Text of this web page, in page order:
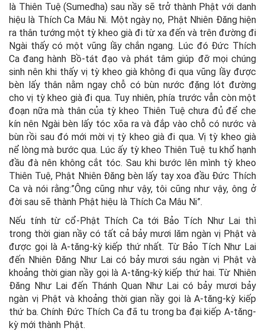
là Thiên Tuệ (Sumedha) sau nầy sẽ trở thành Phật với danh
hiệu là Thích Ca Mâu Ni. Một ngày nọ, Phật Nhiên Đăng hiện
ra thân tướng một tỳ kheo già đi từ xa đến và trên đường đi
Ngài thấy có một vũng lầy chắn ngang. Lúc đó Đức Thích
Ca đang hành Bồ-tát đạo và phát tâm giúp đỡ mọi chúng
sinh nên khi thấy vị tỳ kheo già không đi qua vũng lầy được
bèn lấy thân nằm ngay chỗ có bùn nước đặng lót đường
cho vị tỳ kheo già đi qua. Tuy nhiên, phía trước vẫn còn một
đoạn nữa mà thân của tỳ kheo Thiên Tuệ chưa đủ để che
kín nên Ngài bèn lấy tóc xõa ra và đắp vào chỗ có nước và
bùn rồi sau đó mới mời vị tỳ kheo già đi qua. Vị tỳ kheo già
nể lòng mà bước qua. Lúc ấy tỳ kheo Thiên Tuệ tu khổ hạnh
đầu đà nên không cắt tóc. Sau khi bước lên mình tỳ kheo
Thiên Tuệ, Phật Nhiên Đăng bèn lấy tay xoa đầu Đức Thích
Ca và nói rằng:”Ông cũng như vậy, tôi cũng như vậy, ông ở
đời sau sẽ thành Phật hiệu là Thích Ca Mâu Ni”.
Nếu tính từ cổ-Phật Thích Ca tới Bảo Tích Như Lai thì
trong thời gian nầy có tất cả bảy mươi lăm ngàn vị Phật và
được gọi là A-tăng-kỳ kiếp thứ nhất. Từ Bảo Tích Như Lai
đến Nhiên Đăng Như Lai có bảy mươi sáu ngàn vị Phật và
khoảng thời gian nầy gọi là A-tăng-kỳ kiếp thứ hai. Từ Nhiên
Đăng Như Lai đến Thánh Quan Như Lai có bảy mươi bảy
ngàn vị Phật và khoảng thời gian nầy gọi là A-tăng-kỳ kiếp
thứ ba. Chính Đức Thích Ca đã tu trong ba đại kiếp A-tăng-
kỳ mới thành Phật.